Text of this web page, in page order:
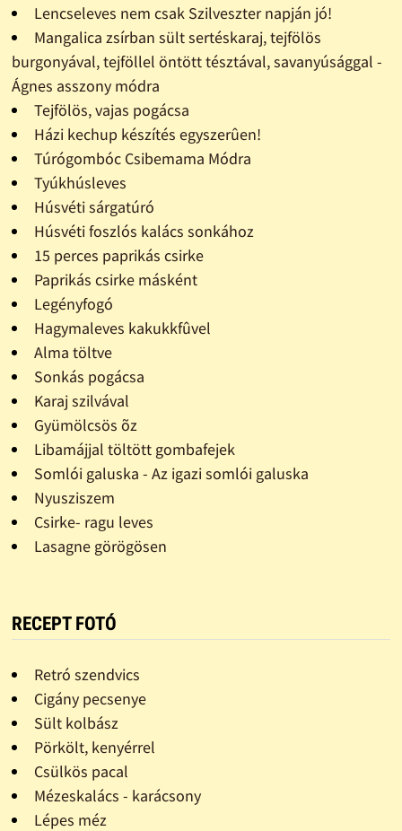
Lencseleves nem csak Szilveszter napján jó!
Mangalica zsírban sült sertéskaraj, tejfölös
burgonyával, tejföllel öntött tésztával, savanyúsággal -
Ágnes asszony módra
Tejfölös, vajas pogácsa
Házi kechup készítés egyszerûen!
Túrógombóc Csibemama Módra
Tyúkhúsleves
Húsvéti sárgatúró
Húsvéti foszlós kalács sonkához
15 perces paprikás csirke
Paprikás csirke másként
Legényfogó
Hagymaleves kakukkfûvel
Alma töltve
Sonkás pogácsa
Karaj szilvával
Gyümölcsös õz
Libamájjal töltött gombafejek
Somlói galuska - Az igazi somlói galuska
Nyusziszem
Csirke- ragu leves
Lasagne görögösen
RECEPT FOTÓ
Retró szendvics
Cigány pecsenye
Sült kolbász
Pörkölt, kenyérrel
Csülkös pacal
Mézeskalács - karácsony
Lépes méz